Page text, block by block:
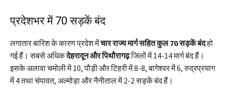
प्रदेशभर में 70 सड़कें बंद
लगातार बारिश के कारण प्रदेश मेंचार राज्य मार्ग सहित कुल 70 सड़कें बंदहो
गई हैं। सबसे अधिकदेहरादून और पिथौरागढ़जिलों में 14-14 मार्ग बंद हैं।
इसके अलावा चमोली में 10, पौड़ी और टिहरी में 8-8, बागेश्वर में 6, रुद्रप्रयाग
में 4 तथा चंपावत, अल्मोड़ा और नैनीताल में 2-2 सड़कें बंद हैं।